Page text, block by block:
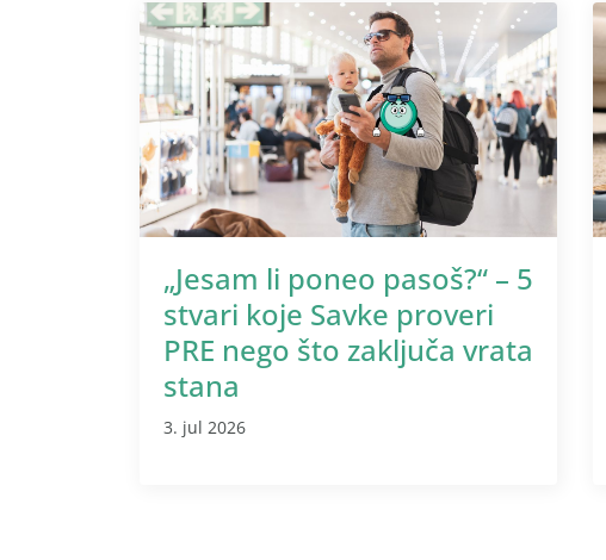
„Jesam li poneo pasoš?“ – 5
stvari koje Savke proveri
PRE nego što zaključa vrata
stana
3. jul 2026